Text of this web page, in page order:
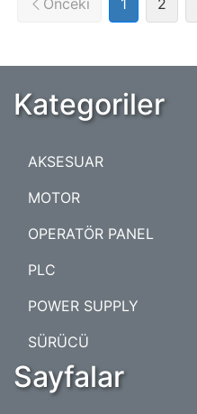
Önceki 1 2
Kategoriler
AKSESUAR
MOTOR
OPERATÖR PANEL
PLC
POWER SUPPLY
SÜRÜCÜ
Sayfalar